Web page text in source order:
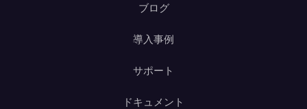
ブログ
導入事例
サポート
ドキュメント